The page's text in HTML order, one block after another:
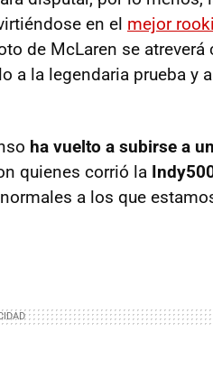
en el mejor
de McLaren se atreverá
a la legendaria prueba y
ha vuelto a subirse a
quienes corrió la
a los que